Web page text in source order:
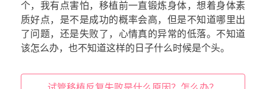
个，我有点害怕，移植前一直锻炼身体，想着身体素
质好点，是不是成功的概率会高，但是不知道哪里出
了问题，还是失败了，心情真的异常的低落。不知道
该怎么办，也不知道这样的日子什么时候是个头。